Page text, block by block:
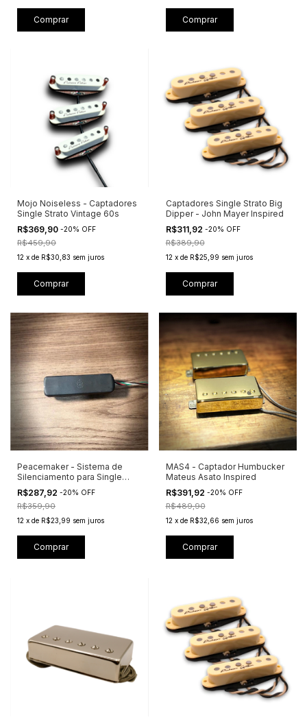
Comprar Comprar
Mojo Noiseless - Captadores
Single Strato Vintage 60s
R$369,90 -20% OFF
R$459,90
12 x de R$30,83 sem juros
Comprar
Captadores Single Strato Big
Dipper - John Mayer Inspired
R$311,92 -20% OFF
R$389,90
12 x de R$25,99 sem juros
Comprar
Peacemaker - Sistema de
Silenciamento para Single
Coils
R$287,92 -20% OFF
R$359,90
12 x de R$23,99 sem juros
MAS4 - Captador Humbucker
Mateus Asato Inspired
R$391,92 -20% OFF
R$489,90
12 x de R$32,66 sem juros
Comprar